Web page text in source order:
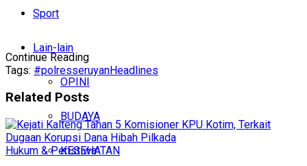
Sport
Lain-lain
OPINI
BUDAYA
KESEHATAN
Continue Reading
Tags: #polresseruyanHeadlines
Related Posts
Hukum & Peristiwa